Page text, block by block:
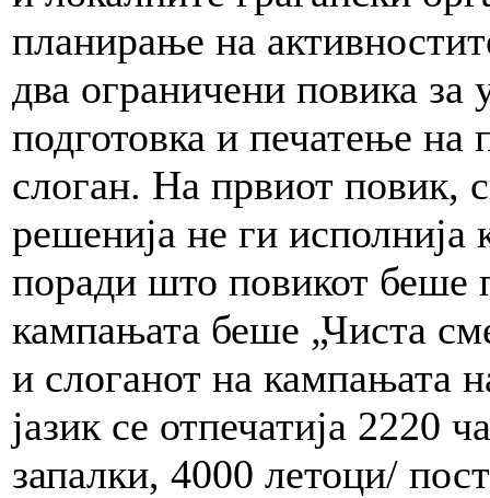
планирање на
два ограничени повика за
подготовка и печатење на
слоган. На првиот повик,
решенија не ги исполнија
поради што повикот беше
кампањата беше „Чиста
и слоганот на кампањата
јазик се отпечатија 2220
запалки, 4000 летоци/